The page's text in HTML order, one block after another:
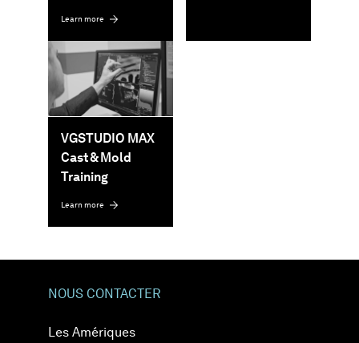
Learn more
VGSTUDIO MAX
Cast & Mold
Training
Learn more
NOUS CONTACTER
Les Amériques